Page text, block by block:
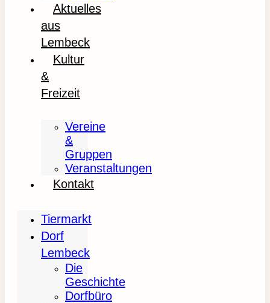
Aktuelles
aus
Lembeck
Kultur
&
Freizeit
Vereine
&
Gruppen
Veranstaltungen
Kontakt
Tiermarkt
Dorf
Lembeck
Die
Geschichte
Dorfbüro